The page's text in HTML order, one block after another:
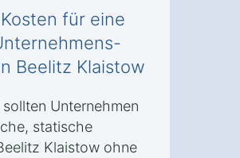
für eine
Beelitz Klaistow
Unternehmen
statische
Klaistow ohne